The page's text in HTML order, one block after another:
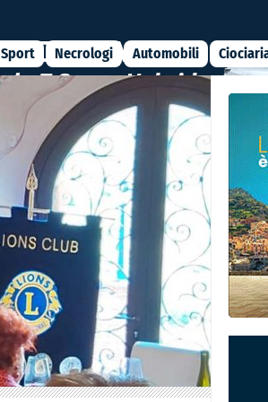
Sport Necrologi Automobili